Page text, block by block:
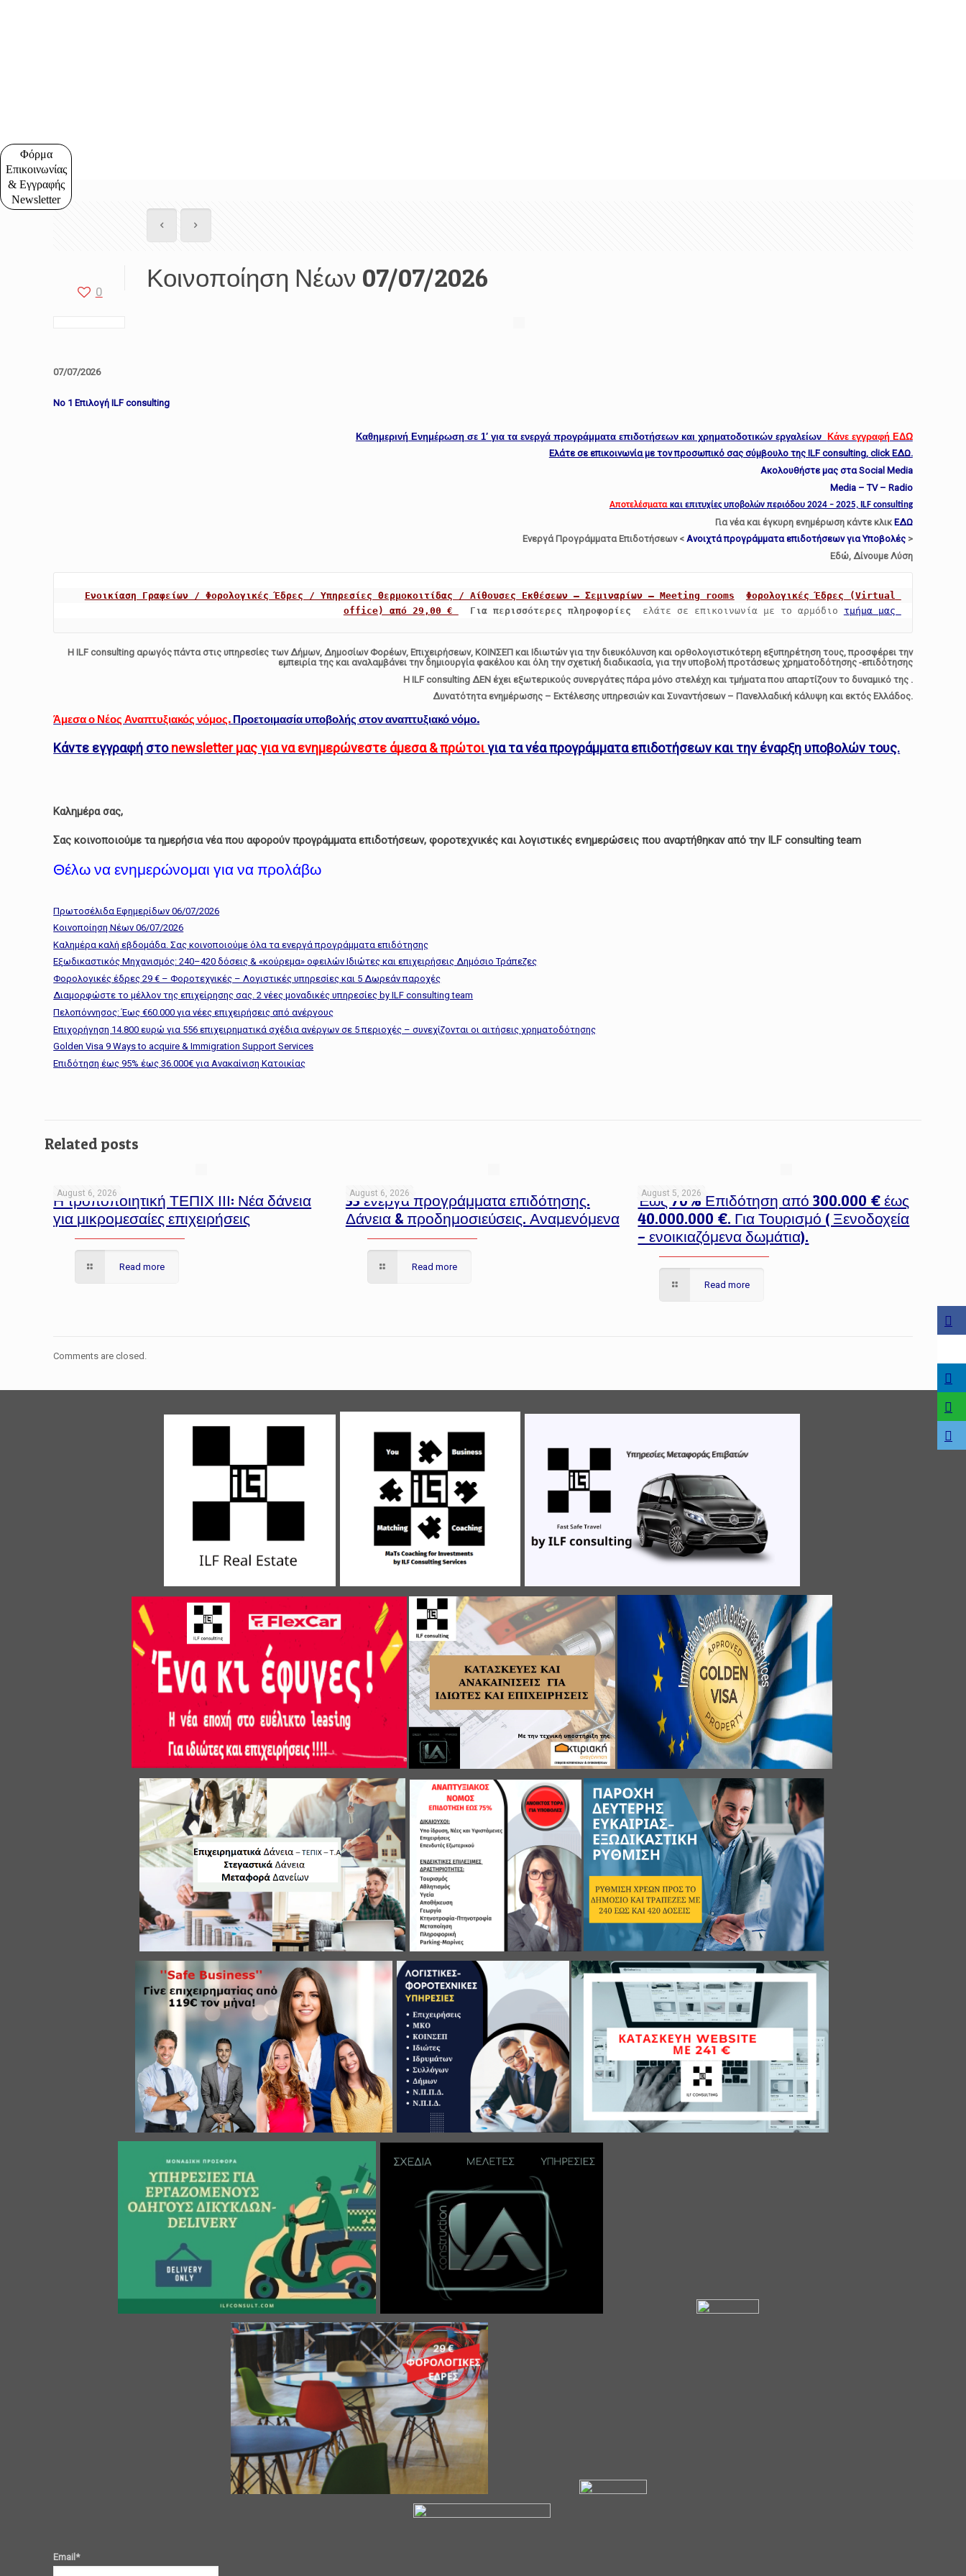
Φόρμα
Επικοινωνίας
& Εγγραφής
Newsletter
0 Κοινοποίηση Νέων 07/07/2026
07/07/2026
No 1 Επιλογή ILF consulting
Καθημερινή Ενημέρωση σε 1′ για τα ενεργά προγράμματα επιδοτήσεων και χρηματοδοτικών εργαλείων
Κάνε εγγραφή ΕΔΩ
Ελάτε σε επικοινωνία με τον προσωπικό σας σύμβουλο της ILF consulting, click ΕΔΩ.
Ακολουθήστε μας στα Social Media
Media – TV – Radio
Αποτελέσματακαι επιτυχίες υποβολών περιόδου 2024 – 2025, ILF consulting
Για νέα και έγκυρη ενημέρωση κάντε κλικ ΕΔΩ
Ενεργά Προγράμματα Επιδοτήσεων < Ανοιχτά προγράμματα επιδοτήσεων για Υποβολές>
Εδώ, Δίνουμε Λύση
Ενοικίαση Γραφείων / Φορολογικές Έδρες / Υπηρεσίες Θερμοκοιτίδας / Αίθουσες Εκθέσεων – Σεμιναρίων – Meeting rooms
Φορολογικές Έδρες (Virtual
office) από 29,00 €
Για περισσότερες πληροφορίες ελάτε σε επικοινωνία με το αρμόδιο τμήμα μας
Η ILF consulting αρωγός πάντα στις υπηρεσίες των Δήμων, Δημοσίων Φορέων, Επιχειρήσεων, ΚΟΙΝΣΕΠ και Ιδιωτών για την διευκόλυνση και ορθολογιστικότερη εξυπηρέτηση τους, προσφέρει την
εμπειρία της και αναλαμβάνει την δημιουργία φακέλου και όλη την σχετική διαδικασία, για την υποβολή προτάσεως χρηματοδότησης -επιδότησης
H ILF consulting ΔΕΝ έχει εξωτερικούς συνεργάτες πάρα μόνο στελέχη και τμήματα που απαρτίζουν το δυναμικό της .
Δυνατότητα ενημέρωσης – Εκτέλεσης υπηρεσιών και Συναντήσεων – Πανελλαδική κάλυψη και εκτός Ελλάδος.
Άμεσα ο Νέος Αναπτυξιακός νόμος. Προετοιμασία υποβολής στον αναπτυξιακό νόμο.
Κάντε εγγραφή στοnewsletter μας για να ενημερώνεστε άμεσα & πρώτοιγια τα νέα προγράμματα επιδοτήσεων και την έναρξη υποβολών τους.
Καλημέρα σας,
Σας κοινοποιούμε τα ημερήσια νέα που αφορούν προγράμματα επιδοτήσεων, φοροτεχνικές και λογιστικές ενημερώσεις που αναρτήθηκαν από την ILF consulting team
Θέλω να ενημερώνομαι για να προλάβω
Πρωτοσέλιδα Εφημερίδων 06/07/2026
Κοινοποίηση Νέων 06/07/2026
Καλημέρα καλή εβδομάδα. Σας κοινοποιούμε όλα τα ενεργά προγράμματα επιδότησης
Εξωδικαστικός Μηχανισμός: 240–420 δόσεις & «κούρεμα» οφειλών Ιδιώτες και επιχειρήσεις Δημόσιο Τράπεζες
Φορολογικές έδρες 29 € – Φοροτεχνικές – Λογιστικές υπηρεσίες και 5 Δωρεάν παροχές
Διαμορφώστε το μέλλον της επιχείρησης σας. 2 νέες μοναδικές υπηρεσίες by ILF consulting team
Πελοπόννησος: Έως €60.000 για νέες επιχειρήσεις από ανέργους
Επιχορήγηση 14.800 ευρώ για 556 επιχειρηματικά σχέδια ανέργων σε 5 περιοχές – συνεχίζονται οι αιτήσεις χρηματοδότησης
Golden Visa 9 Ways to acquire & Immigration Support Services
Επιδότηση έως 95% έως 36.000€ για Ανακαίνιση Κατοικίας
Related posts
August 6, 2026
Η τροποποιητική ΤΕΠΙΧ ΙΙΙ: Νέα δάνεια
για μικρομεσαίες επιχειρήσεις
Read more
August 6, 2026
33 ενεργά προγράμματα επιδότησης.
Δάνεια & προδημοσιεύσεις. Αναμενόμενα
Read more
August 5, 2026
Έως 70% Επιδότηση από 300.000 € έως
40.000.000 €. Για Τουρισμό ( Ξενοδοχεία
– ενοικιαζόμενα δωμάτια).
Read more
Comments are closed.
Email*